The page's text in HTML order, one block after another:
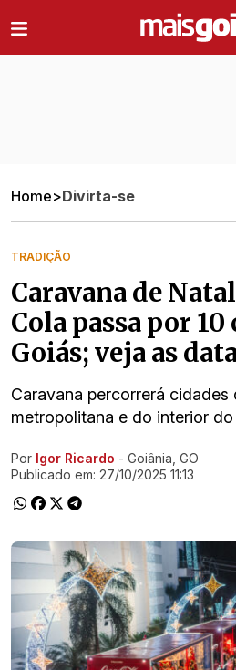
Home>Divirta-se
TRADIÇÃO
Caravana de
Cola passa por 10
Goiás; veja as
Caravana percorrerá cidades
metropolitana e do interior
Ir direto pra matéria
Por Igor Ricardo - Goiânia, GO
Publicado em: 27/10/2025 11:13